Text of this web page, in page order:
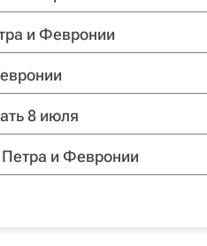
и Февронии
8 июля
и Февронии